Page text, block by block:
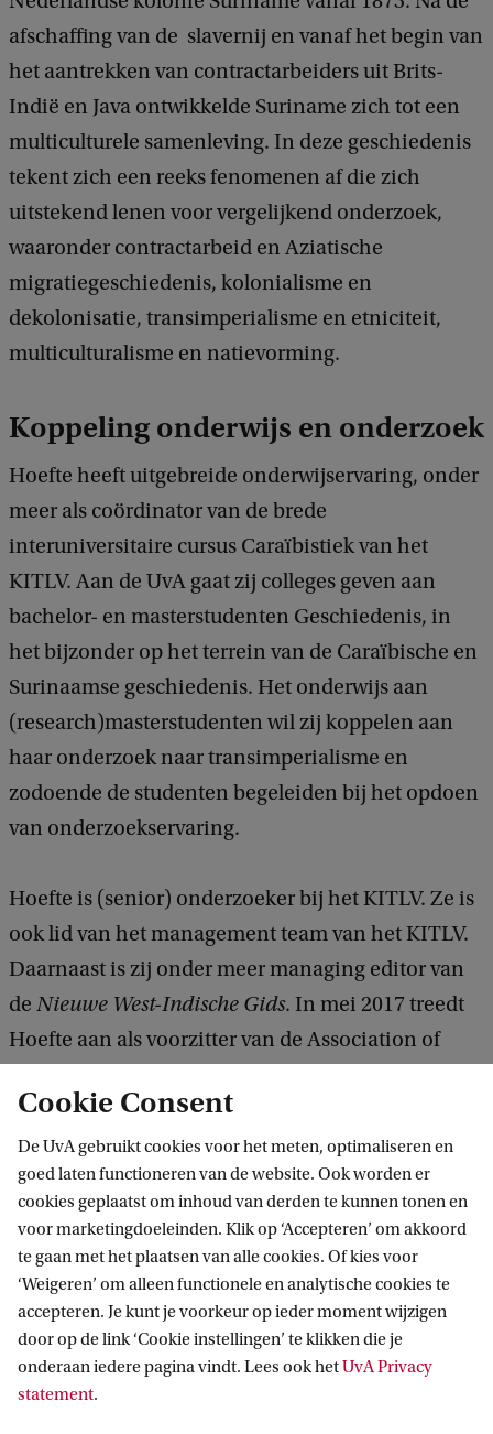
afschaffing van de slavernij en vanaf het begin van
het aantrekken van contractarbeiders uit Brits-
Indië en Java ontwikkelde Suriname zich tot een
multiculturele samenleving. In deze geschiedenis
tekent zich een reeks fenomenen af die zich
uitstekend lenen voor vergelijkend onderzoek,
waaronder contractarbeid en Aziatische
migratiegeschiedenis, kolonialisme en
dekolonisatie, transimperialisme en etniciteit,
multiculturalisme en natievorming.
Koppeling onderwijs en onderzoek
Hoefte heeft uitgebreide onderwijservaring, onder
meer als coördinator van de brede
interuniversitaire cursus Caraïbistiek van het
KITLV. Aan de UvA gaat zij colleges geven aan
bachelor- en masterstudenten Geschiedenis, in
het bijzonder op het terrein van de Caraïbische en
Surinaamse geschiedenis. Het onderwijs aan
(research)masterstudenten wil zij koppelen aan
haar onderzoek naar transimperialisme en
zodoende de studenten begeleiden bij het opdoen
van onderzoekservaring.
Hoefte is (senior) onderzoeker bij het KITLV. Ze is
ook lid van het management team van het KITLV.
Daarnaast is zij onder meer managing editor van
de Nieuwe West-Indische Gids. In mei 2017 treedt
Hoefte aan als voorzitter van de Association of
Informatie voor
Bachelorstudiekiezers
Masterstudiekiezers
Direct naar
Cookie Consent
De UvA gebruikt cookies voor het meten, optimaliseren en
goed laten functioneren van de website. Ook worden er
cookies geplaatst om inhoud van derden te kunnen tonen en
voor marketingdoeleinden. Klik op ‘Accepteren’ om akkoord
te gaan met het plaatsen van alle cookies. Of kies voor
‘Weigeren’ om alleen functionele en analytische cookies te
accepteren. Je kunt je voorkeur op ieder moment wijzigen
door op de link ‘Cookie instellingen’ te klikken die je
onderaan iedere pagina vindt. Lees ook hetUvA Privacy
statement.